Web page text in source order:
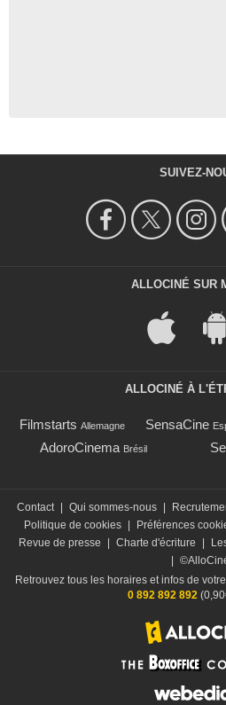
SUIVEZ-
ALLOCINÉ SUR
ALLOCINÉ À
Filmstarts Allemagne SensaCine
AdoroCinema Brésil
Contact Qui sommes-nous
Politique de cookies
Préférences
Revue de presse
Charte d'écriture
Retrouvez tous les horaires et infos de
0 892 892 892